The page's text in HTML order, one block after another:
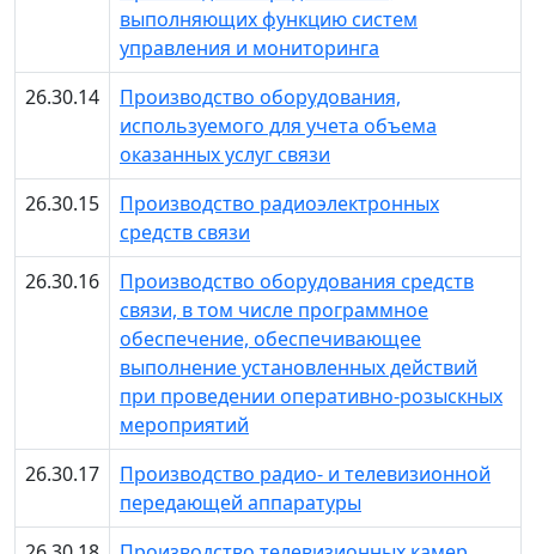
выполняющих функцию систем
управления и мониторинга
26.30.14
Производство оборудования,
используемого для учета объема
оказанных услуг связи
26.30.15
Производство радиоэлектронных
средств связи
26.30.16
Производство оборудования средств
связи, в том числе программное
обеспечение, обеспечивающее
выполнение установленных действий
при проведении оперативно-розыскных
мероприятий
26.30.17
Производство радио- и телевизионной
передающей аппаратуры